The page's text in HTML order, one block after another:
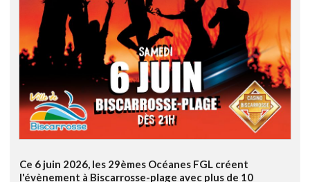
Ce 6 juin 2026, les 29èmes Océanes FGL créent
l'évènement à Biscarrosse-plage avec plus de 10